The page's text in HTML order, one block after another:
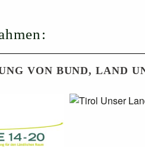
VON BUND, LAND